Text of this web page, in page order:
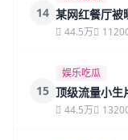
14 某网红餐厅被
44.5万
15
娱乐吃瓜
顶级流量小生
44.5万